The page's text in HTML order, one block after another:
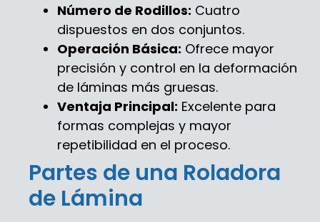
Número de Rodillos: Cuatro
dispuestos en dos conjuntos.
Operación Básica: Ofrece mayor
precisión y control en la deformación
de láminas más gruesas.
Ventaja Principal: Excelente para
formas complejas y mayor
repetibilidad en el proceso.
Partes de una Roladora
de Lámina